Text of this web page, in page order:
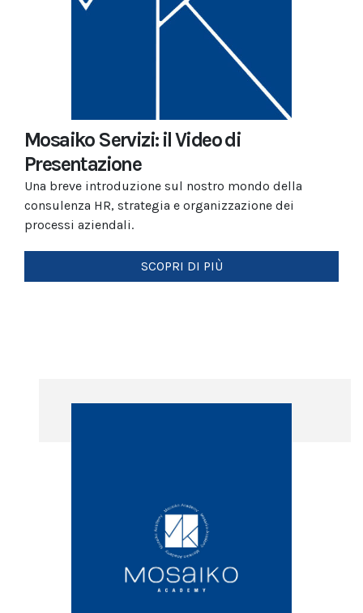
Mosaiko Servizi: il Video di
Presentazione
Una breve introduzione sul nostro mondo della
consulenza HR, strategia e organizzazione dei
processi aziendali.
SCOPRI DI PIÙ